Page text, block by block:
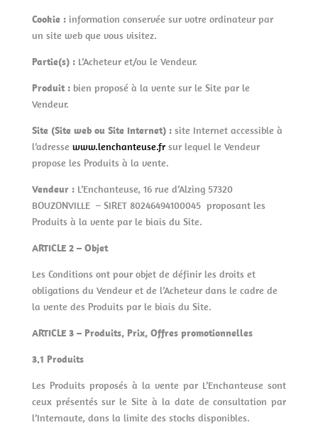
Cookie :information conservée sur votre ordinateur par
un site web que vous visitez.
Partie(s) :L’Acheteur et/ou le Vendeur.
Produit :bien proposé à la vente sur le Site par le
Vendeur.
Site (Site web ou Site Internet) :site Internet accessible à
l’adresse www.lenchanteuse.frsur lequel le Vendeur
propose les Produits à la vente.
Vendeur :L’Enchanteuse, 16 rue d’Alzing 57320
BOUZONVILLE – SIRET 80246494100045 proposant les
Produits à la vente par le biais du Site.
ARTICLE 2 – Objet
Les Conditions ont pour objet de définir les droits et
obligations du Vendeur et de l’Acheteur dans le cadre de
la vente des Produits par le biais du Site.
ARTICLE 3 – Produits, Prix, Offres promotionnelles
3.1 Produits
Les Produits proposés à la vente par L’Enchanteuse sont
ceux présentés sur le Site à la date de consultation par
l’Internaute, dans la limite des stocks disponibles.